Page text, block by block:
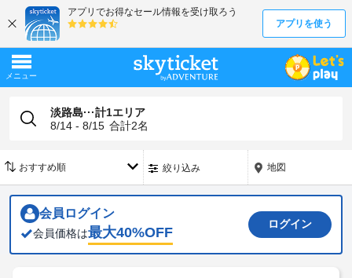
淡路島···計1エリア
8/14 - 8/15 合計2名
絞り込み 地図
会員ログイン
会員価格は最大40%OFF
ログイン